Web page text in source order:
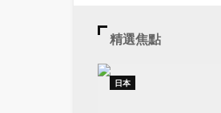
精選焦點
日本